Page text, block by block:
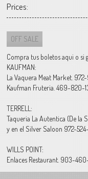
Prices:
OFF SALE
Compra tus boletos aqui o si
KAUFMAN:
La Vaquera Meat Market.
Kaufman Fruteria. 469-820-
TERRELL:
Taqueria La Autentica (De la
y en el Silver Saloon 972-524-
WILLS POINT:
Enlaces Restaurant. 903-